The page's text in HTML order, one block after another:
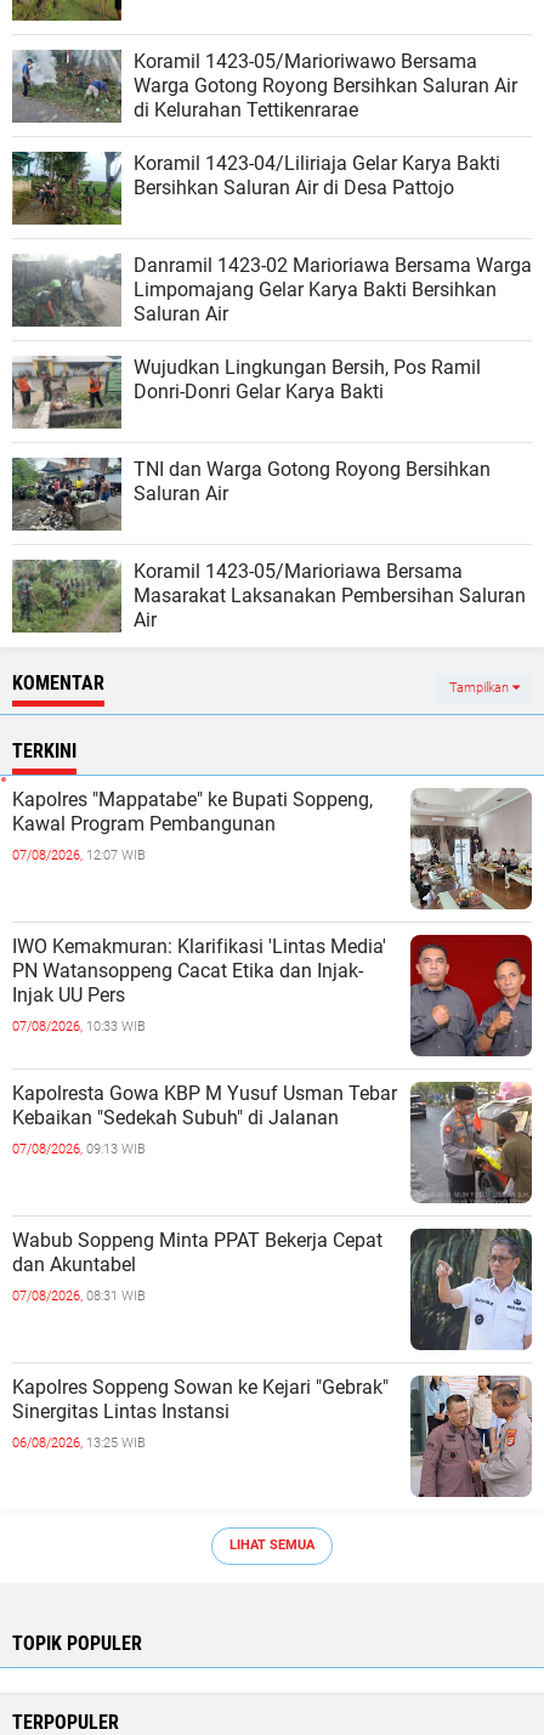
Koramil 1423-05/Marioriwawo Bersama
Warga Gotong Royong Bersihkan Saluran Air
di Kelurahan Tettikenrarae
Koramil 1423-04/Liliriaja Gelar Karya Bakti
Bersihkan Saluran Air di Desa Pattojo
Danramil 1423-02 Marioriawa Bersama Warga
Limpomajang Gelar Karya Bakti Bersihkan
Saluran Air
Wujudkan Lingkungan Bersih, Pos Ramil
Donri-Donri Gelar Karya Bakti
TNI dan Warga Gotong Royong Bersihkan
Saluran Air
Koramil 1423-05/Marioriawa Bersama
Masarakat Laksanakan Pembersihan Saluran
Air
KOMENTAR Tampilkan
TERKINI
Kapolres "Mappatabe" ke Bupati Soppeng,
Kawal Program Pembangunan ‎ ‎
07/08/2026, 12:07 WIB
IWO Kemakmuran: Klarifikasi 'Lintas Media'
PN Watansoppeng Cacat Etika dan Injak-
Injak UU Pers
07/08/2026, 10:33 WIB
Kapolresta Gowa KBP M Yusuf Usman Tebar
Kebaikan "Sedekah Subuh" di Jalanan ‎
07/08/2026, 09:13 WIB
Wabub Soppeng Minta PPAT Bekerja Cepat
dan Akuntabel ‎
07/08/2026, 08:31 WIB
Kapolres Soppeng Sowan ke Kejari "Gebrak"
Sinergitas Lintas Instansi ‎
06/08/2026, 13:25 WIB
LIHAT SEMUA
TOPIK POPULER
TERPOPULER